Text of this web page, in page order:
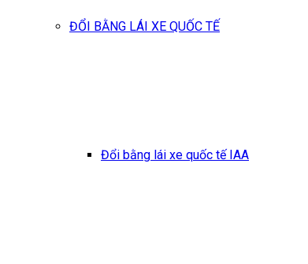
ĐỔI BẰNG LÁI XE QUỐC TẾ
Đổi bằng lái xe quốc tế IAA